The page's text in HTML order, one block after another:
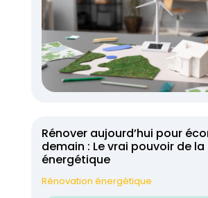
Rénover aujourd’hui pour
demain : Le vrai pouvoir de
énergétique
Rénovation énergétique